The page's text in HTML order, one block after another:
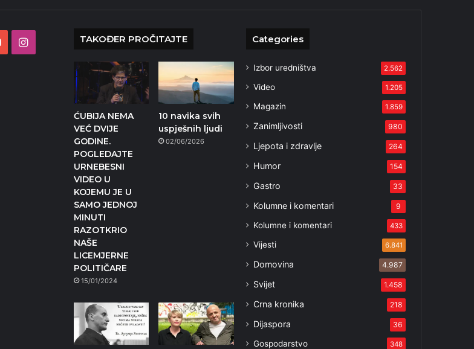
YouTubeInstagram TAKOĐER PROČITAJTE
ĆUBIJA NEMA
VEĆ DVIJE
GODINE.
POGLEDAJTE
URNEBESNI
VIDEO U
KOJEMU JE U
SAMO JEDNOJ
MINUTI
RAZOTKRIO
NAŠE
LICEMJERNE
POLITIČARE
15/01/2024
10 navika svih
uspješnih ljudi
02/06/2026
Categories
Izbor uredništva 2.562
Video 1.205
Magazin 1.859
Zanimljivosti 980
Ljepota i zdravlje 264
Humor 154
Gastro 33
Kolumne i komentari 9
Kolumne i komentari 433
Vijesti 6.841
Domovina 4.987
Svijet 1.458
Crna kronika 218
Dijaspora 36
Gospodarstvo 348